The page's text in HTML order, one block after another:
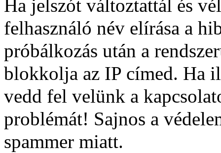
Ha jelszót változtattál és
felhasználó név elírása a
próbálkozás után a
blokkolja az IP címed. Ha
vedd fel velünk a
problémát! Sajnos a
spammer miatt.